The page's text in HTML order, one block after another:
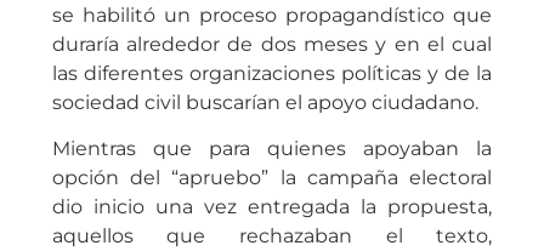
se habilitó un proceso propagandístico que
duraría alrededor de dos meses y en el cual
las diferentes organizaciones políticas y de la
sociedad civil buscarían el apoyo ciudadano.
Mientras que para quienes apoyaban la
opción del “apruebo” la campaña electoral
dio inicio una vez entregada la propuesta,
aquellos que rechazaban el texto,